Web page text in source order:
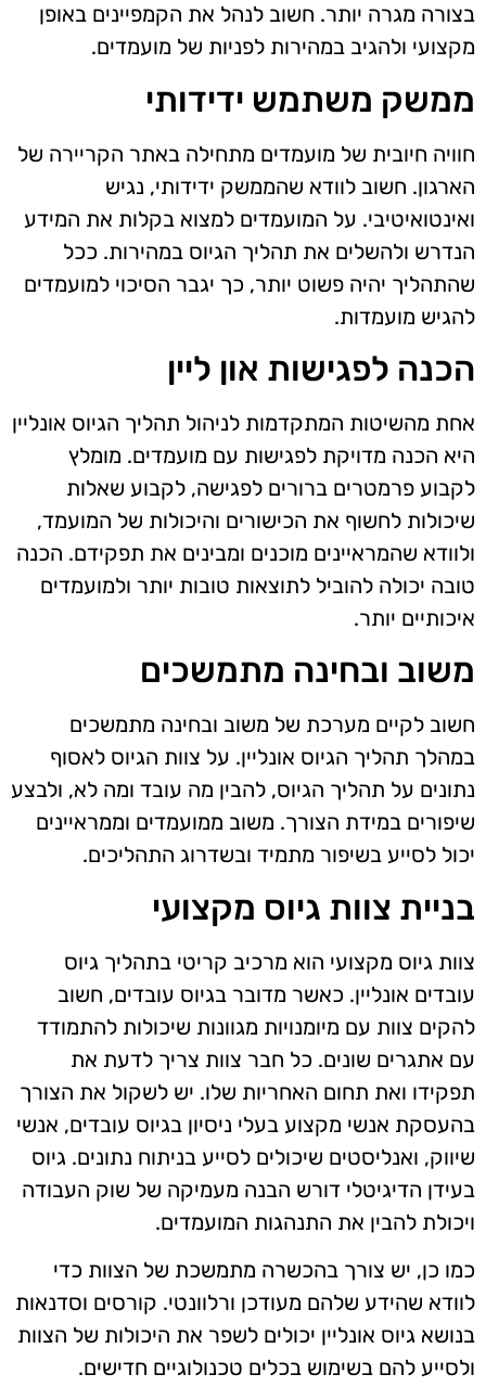
בצורה מגרה יותר. חשוב לנהל את הקמפיינים באופן
מקצועי ולהגיב במהירות לפניות של מועמדים.
ממשק משתמש ידידותי
חוויה חיובית של מועמדים מתחילה באתר הקריירה של
הארגון. חשוב לוודא שהממשק ידידותי, נגיש
ואינטואיטיבי. על המועמדים למצוא בקלות את המידע
הנדרש ולהשלים את תהליך הגיוס במהירות. ככל
שהתהליך יהיה פשוט יותר, כך יגבר הסיכוי למועמדים
להגיש מועמדות.
הכנה לפגישות און ליין
אחת מהשיטות המתקדמות לניהול תהליך הגיוס אונליין
היא הכנה מדויקת לפגישות עם מועמדים. מומלץ
לקבוע פרמטרים ברורים לפגישה, לקבוע שאלות
שיכולות לחשוף את הכישורים והיכולות של המועמד,
ולוודא שהמראיינים מוכנים ומבינים את תפקידם. הכנה
טובה יכולה להוביל לתוצאות טובות יותר ולמועמדים
איכותיים יותר.
משוב ובחינה מתמשכים
חשוב לקיים מערכת של משוב ובחינה מתמשכים
במהלך תהליך הגיוס אונליין. על צוות הגיוס לאסוף
נתונים על תהליך הגיוס, להבין מה עובד ומה לא, ולבצע
שיפורים במידת הצורך. משוב ממועמדים וממראיינים
יכול לסייע בשיפור מתמיד ובשדרוג התהליכים.
בניית צוות גיוס מקצועי
צוות גיוס מקצועי הוא מרכיב קריטי בתהליך גיוס
עובדים אונליין. כאשר מדובר בגיוס עובדים, חשוב
להקים צוות עם מיומנויות מגוונות שיכולות להתמודד
עם אתגרים שונים. כל חבר צוות צריך לדעת את
תפקידו ואת תחום האחריות שלו. יש לשקול את הצורך
בהעסקת אנשי מקצוע בעלי ניסיון בגיוס עובדים, אנשי
שיווק, ואנליסטים שיכולים לסייע בניתוח נתונים. גיוס
בעידן הדיגיטלי דורש הבנה מעמיקה של שוק העבודה
ויכולת להבין את התנהגות המועמדים.
כמו כן, יש צורך בהכשרה מתמשכת של הצוות כדי
לוודא שהידע שלהם מעודכן ורלוונטי. קורסים וסדנאות
בנושא גיוס אונליין יכולים לשפר את היכולות של הצוות
ולסייע להם בשימוש בכלים טכנולוגיים חדישים.